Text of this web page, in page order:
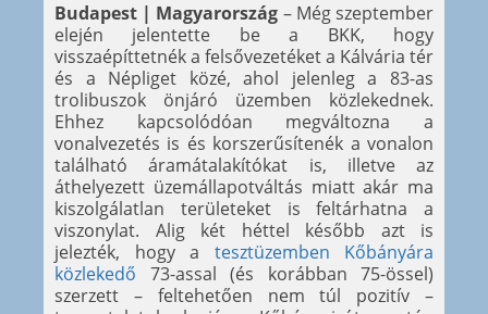
Budapest | Magyarország – Még szeptember
elején jelentette be a BKK, hogy
visszaépíttetnék a felsővezetéket a Kálvária tér
és a Népliget közé, ahol jelenleg a 83-as
trolibuszok önjáró üzemben közlekednek.
Ehhez kapcsolódóan megváltozna a
vonalvezetés is és korszerűsítenék a vonalon
található áramátalakítókat is, illetve az
áthelyezett üzemállapotváltás miatt akár ma
kiszolgálatlan területeket is feltárhatna a
viszonylat. Alig két héttel később azt is
jelezték, hogy a tesztüzemben Kőbányára
közlekedő 73-assal (és korábban 75-össel)
szerzett – feltehetően nem túl pozitív –